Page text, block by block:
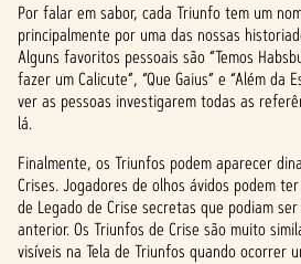
Por falar em sabor, cada Triunfo tem um
principalmente por uma das nossas
Alguns favoritos pessoais são “Temos
fazer um Calicute”, “Que Gaius” e “Além da
ver as pessoas investigarem todas as
lá.
Finalmente, os Triunfos podem aparecer
Crises. Jogadores de olhos ávidos podem
de Legado de Crise secretas que podiam
anterior. Os Triunfos de Crise são muito
visíveis na Tela de Triunfos quando ocorrer